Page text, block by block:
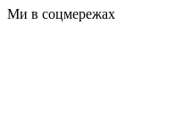
Ми в соцмережах